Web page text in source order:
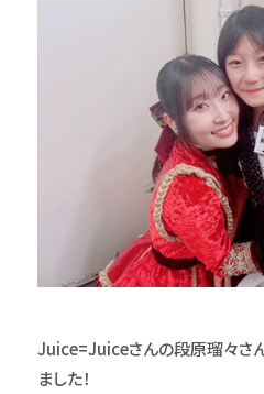
Juice=Juiceさんの段原瑠々さ
ました！